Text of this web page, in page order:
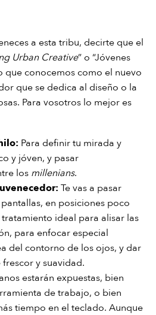
a esta tribu, decirte que el
Urban Creative” o “Jóvenes
que conocemos como el nuevo
que se dedica al diseño o la
Para vosotros lo mejor es
: Para definir tu mirada y
y jóven, y pasar
los millenians.
: Te vas a pasar
en posiciones poco
tratamiento ideal para alisar las
para enfocar especial
del contorno de los ojos, y dar
y suavidad.
estarán expuestas, bien
de trabajo, o bien
tiempo en el teclado. Aunque